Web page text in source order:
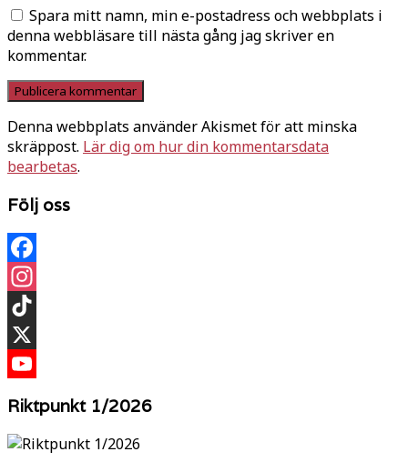
Spara mitt namn, min e-postadress och webbplats i
denna webbläsare till nästa gång jag skriver en
kommentar.
Denna webbplats använder Akismet för att minska
skräppost. Lär dig om hur din kommentarsdata
bearbetas.
Följ oss
Facebook
Instagram
TikTok
X
Riktpunkt 1/2026